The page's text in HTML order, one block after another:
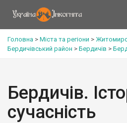
Головна > Міста та регіони >
Бердичівський район > Бердичів >
Бердичів.
сучасність